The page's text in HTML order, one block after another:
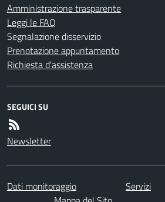
Amministrazione trasparente
Leggi le FAQ
Segnalazione disservizio
Prenotazione appuntamento
Richiesta d'assistenza
SEGUICI SU
Newsletter
Dati monitoraggio Servizi